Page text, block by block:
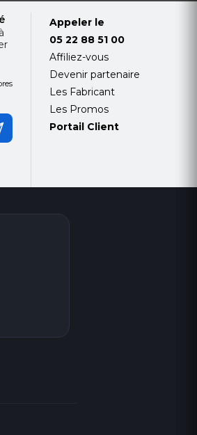
Appeler le
05 22 88 51 00
Affiliez-vous
Devenir partenaire
Les Fabricant
Les Promos
Portail Client